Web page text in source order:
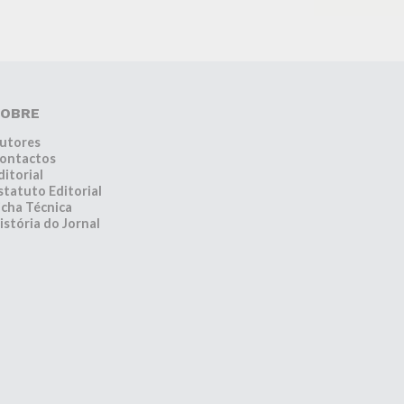
Editorial
Técnica
do Jornal